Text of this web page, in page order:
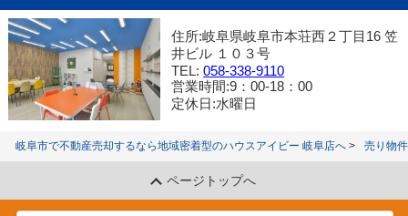
住所:岐阜県岐阜市本荘西２丁目16 笠
井ビル １０３号
TEL:058-338-9110
営業時間:9：00‐18：00
定休日:水曜日
岐阜市で不動産売却するなら地域密着型のハウスアイビー 岐阜店へ 売り物
ページトップへ